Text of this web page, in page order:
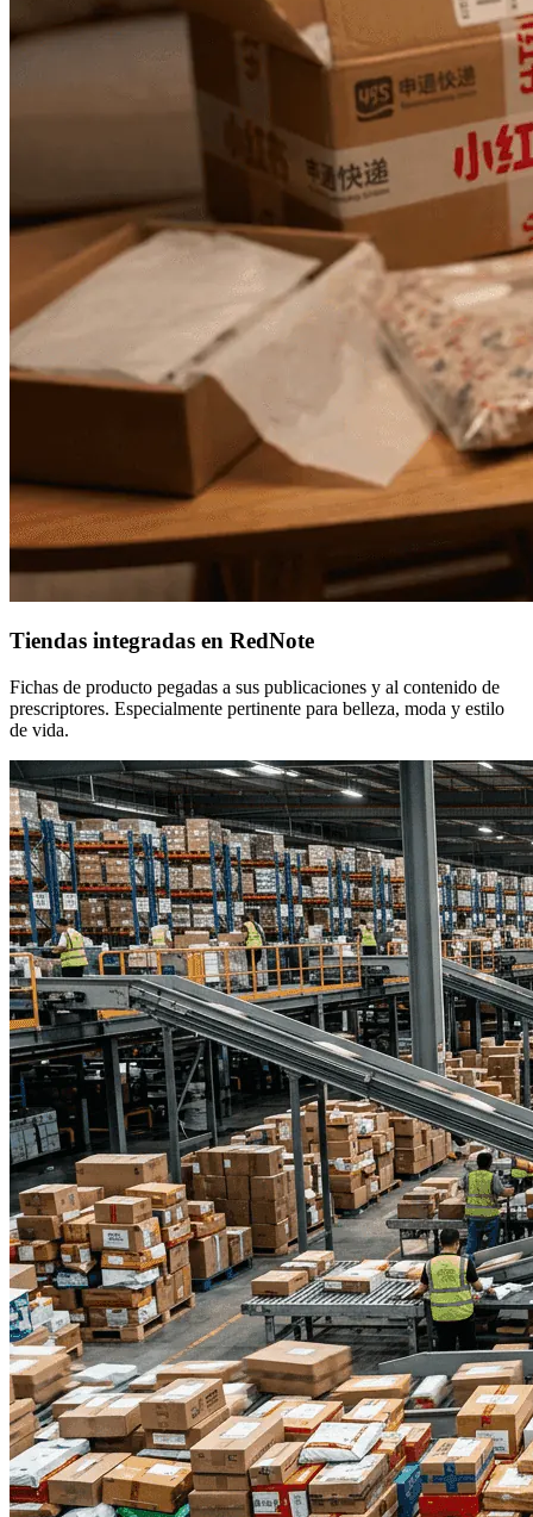
Tiendas integradas en RedNote
Fichas de producto pegadas a sus publicaciones y al contenido de
prescriptores. Especialmente pertinente para belleza, moda y estilo
de vida.